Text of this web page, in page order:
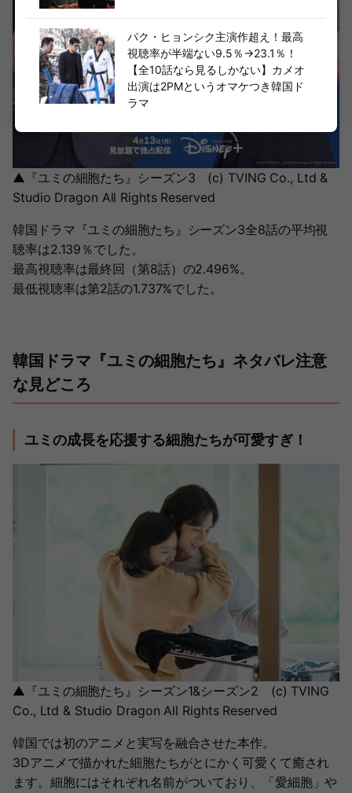
▲『ユミの細胞たち』シーズン3 (c) TVING Co., Ltd &
Studio Dragon All Rights Reserved
韓国ドラマ『ユミの細胞たち』シーズン3全8話の平均視
聴率は2.139％でした。
最高視聴率は最終回（第8話）の2.496%。
最低視聴率は第2話の1.737%でした。
韓国ドラマ『ユミの細胞たち』ネタバレ注意
な見どころ
ユミの成長を応援する細胞たちが可愛すぎ！
▲『ユミの細胞たち』シーズン1&シーズン2 (c) TVING
Co., Ltd & Studio Dragon All Rights Reserved
韓国では初のアニメと実写を融合させた本作。
3Dアニメで描かれた細胞たちがとにかく可愛くて癒され
ます。細胞にはそれぞれ名前がついており、「愛細胞」や
パク・ヒョンシク主演作超え！最高
視聴率が半端ない9.5％→23.1％！
【全10話なら見るしかない】カメオ
出演は2PMというオマケつき韓国ド
ラマ